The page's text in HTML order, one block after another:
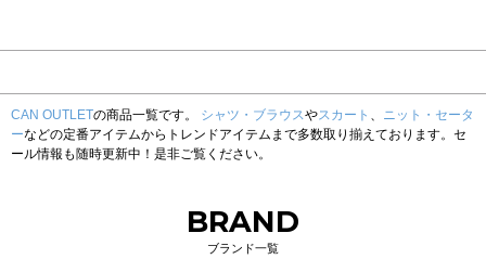
CAN OUTLETの商品一覧です。 シャツ・ブラウスやスカート 、 ニット・セータ
ーなどの定番アイテムからトレンドアイテムまで多数取り揃えております。セ
ール情報も随時更新中！是非ご覧ください。
BRAND
ブランド一覧